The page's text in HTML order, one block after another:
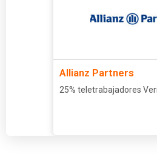
Allianz Partners
25% teletrabajadores